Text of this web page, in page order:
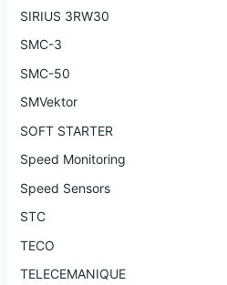
SIRIUS 3RW30
SMC-3
SMC-50
SMVektor
SOFT STARTER
Speed Monitoring
Speed Sensors
STC
TECO
TELECEMANIQUE